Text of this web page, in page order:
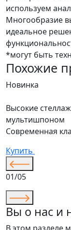
используем
Многообразие
идеальное
*могут быть
Похожие
Новинка
Высокие
мультишпоном
Современная
Купить
01/05
Вы о нас и